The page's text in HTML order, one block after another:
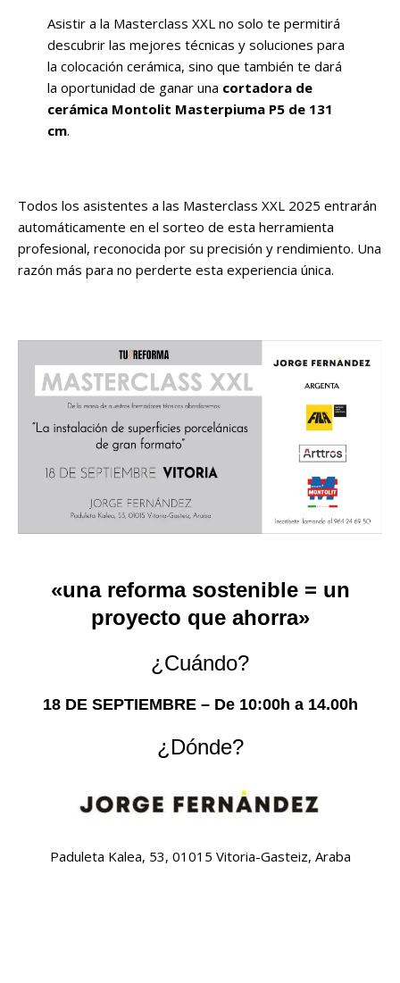
Asistir a la Masterclass XXL no solo te permitirá
descubrir las mejores técnicas y soluciones para
la colocación cerámica, sino que también te dará
la oportunidad de ganar una cortadora de
cerámica Montolit Masterpiuma P5 de 131
cm.
Todos los asistentes a las Masterclass XXL 2025 entrarán
automáticamente en el sorteo de esta herramienta
profesional, reconocida por su precisión y rendimiento. Una
razón más para no perderte esta experiencia única.
«una reforma sostenible = un
proyecto que ahorra»
¿Cuándo?
18 DE SEPTIEMBRE – De 10:00h a 14.00h
¿Dónde?
Paduleta Kalea, 53, 01015 Vitoria-Gasteiz, Araba